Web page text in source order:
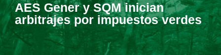
AES Gener y SQM inician
arbitrajes por impuestos verdes